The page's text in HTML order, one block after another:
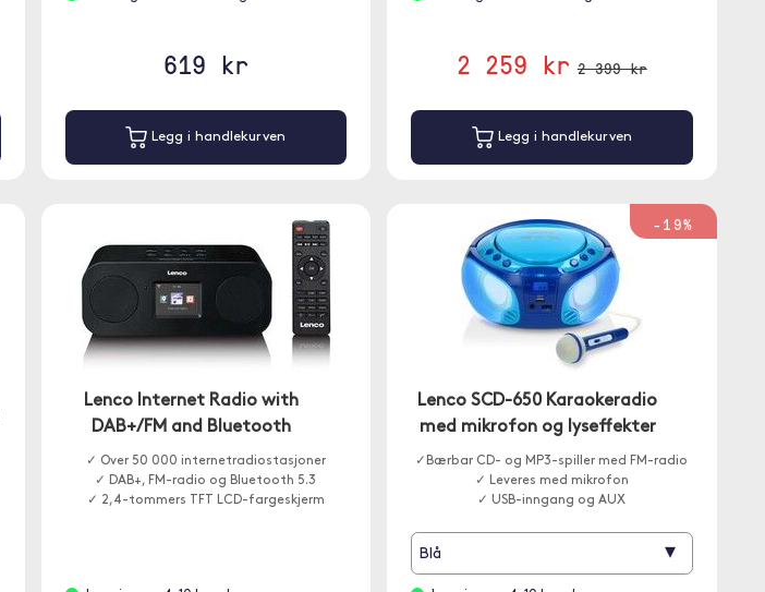
619 kr
Legg i handlekurven
2 259 kr 2 399 kr
Legg i handlekurven
Lenco Internet Radio with
DAB+/FM and Bluetooth
✓ Over 50 000 internetradiostasjoner
✓ DAB+, FM-radio og Bluetooth 5.3
✓ 2,4-tommers TFT LCD-fargeskjerm
-19%
Lenco SCD-650 Karaokeradio
med mikrofon og lyseffekter
✓Bærbar CD- og MP3-spiller med FM-radio
✓ Leveres med mikrofon
✓ USB-inngang og AUX
Blå ▾